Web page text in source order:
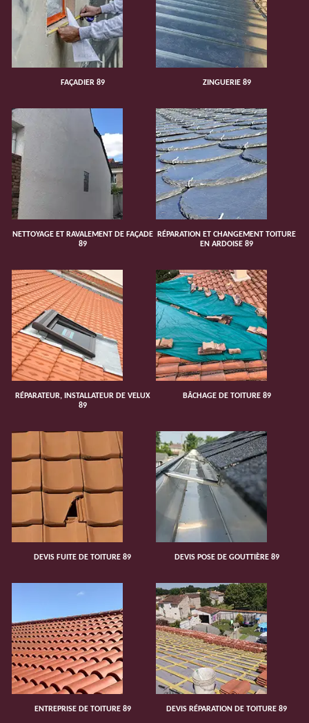
FAÇADIER 89 ZINGUERIE 89
NETTOYAGE ET RAVALEMENT DE FAÇADE
89
RÉPARATION ET CHANGEMENT TOITURE
EN ARDOISE 89
RÉPARATEUR, INSTALLATEUR DE VELUX
89
BÂCHAGE DE TOITURE 89
DEVIS FUITE DE TOITURE 89 DEVIS POSE DE GOUTTIÈRE 89
ENTREPRISE DE TOITURE 89 DEVIS RÉPARATION DE TOITURE 89